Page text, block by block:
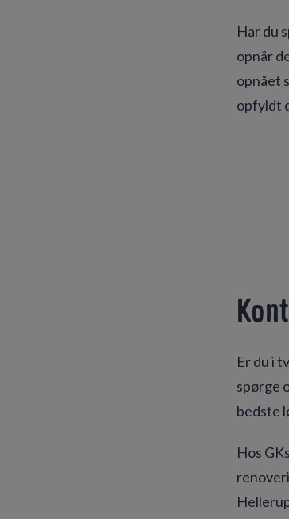
Har du
opnår
opnået
opfyldt
Er du i
spørge
bedste
Hos